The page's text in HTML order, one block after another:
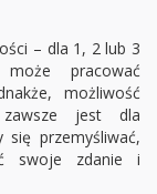
– dla 1, 2 lub 3
pracować
możliwość
zawsze jest dla
przemyśliwać,
swoje zdanie i